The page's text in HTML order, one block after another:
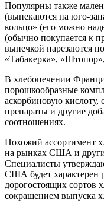
Популярны также
(выпекаются на юго-
кольцо» (его можно
(обычно покупается к
выпечкой нарезаются
«Табакерка»,
В хлебопечении
порошкообразные
аскорбиновую
препараты и другие
соотношениях.
Похожий ассортимент
на рынках США и
Специалисты
США будет характерен
дорогостоящих сортов
сокращением выпуска